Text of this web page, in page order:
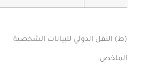
(ط) النقل الدولي للبيانات الشخصية
الملخص: